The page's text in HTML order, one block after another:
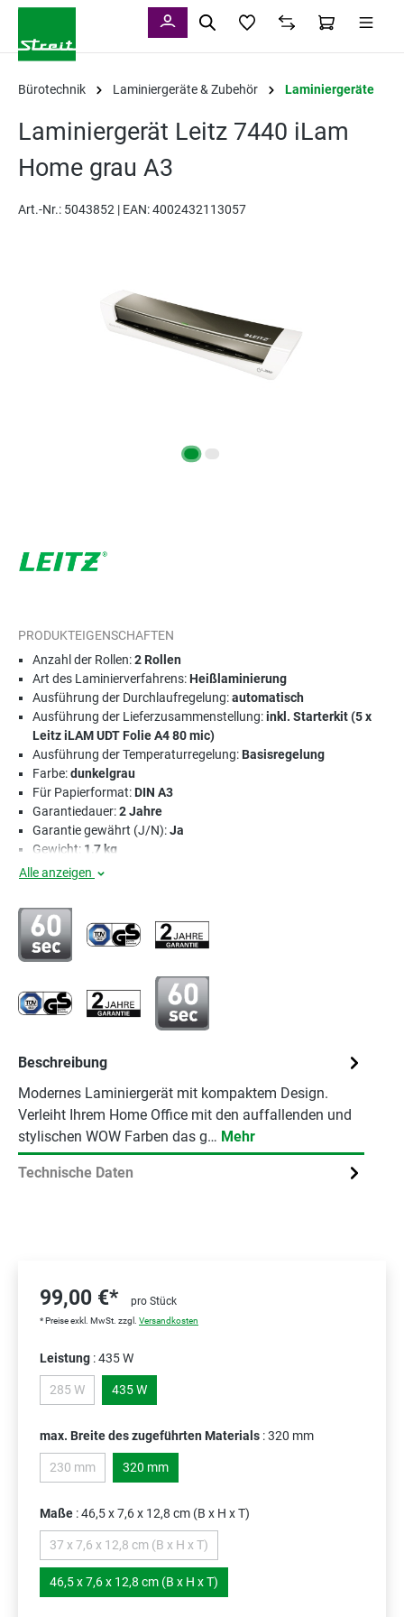
Bürotechnik Laminiergeräte & Zubehör Laminiergeräte
Laminiergerät Leitz 7440 iLam
Home grau A3
Art.-Nr.: 5043852 | EAN: 4002432113057
PRODUKTEIGENSCHAFTEN
Anzahl der Rollen:2 Rollen
Art des Laminierverfahrens:Heißlaminierung
Ausführung der Durchlaufregelung:automatisch
Ausführung der Lieferzusammenstellung:inkl. Starterkit (5 x
Leitz iLAM UDT Folie A4 80 mic)
Ausführung der Temperaturregelung:Basisregelung
Farbe:dunkelgrau
Für Papierformat:DIN A3
Garantiedauer:2 Jahre
Garantie gewährt (J/N):Ja
Gewicht: 1,7 kg
Alle anzeigen
Beschreibung
Modernes Laminiergerät mit kompaktem Design.
Verleiht Ihrem Home Office mit den auffallenden und
stylischen WOW Farben das g… Mehr
Technische Daten
99,00 €* pro Stück
* Preise exkl. MwSt. zzgl. Versandkosten
Leistung : 435 W
285 W(Diese Option ist zurzeit nicht verfügbar.)
435 W
max. Breite des zugeführten Materials : 320 mm
230 mm(Diese Option ist zurzeit nicht verfügbar.)
320 mm
Maße : 46,5 x 7,6 x 12,8 cm (B x H x T)
37 x 7,6 x 12,8 cm (B x H x T)(Diese Option ist zurzeit nicht verfügbar.)
46,5 x 7,6 x 12,8 cm (B x H x T)